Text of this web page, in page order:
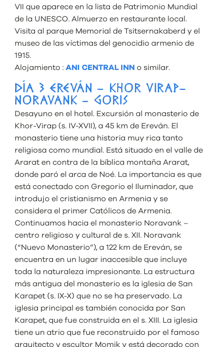
VII que aparece en la lista de Patrimonio Mundial
de la UNESCO. Almuerzo en restaurante local.
Visita al parque Memorial de Tsitsernakaberd y el
museo de las víctimas del genocidio armenio de
1915.
Alojamiento : ANI CENTRAL INN o similar.
DÍA 3 EREVÁN – KHOR VIRAP–
NORAVANK – GORIS
Desayuno en el hotel. Excursión al monasterio de
Khor-Virap (s. IV-XVII), a 45 km de Ereván. El
monasterio tiene una historia muy rica tanto
religiosa como mundial. Está situado en el valle de
Ararat en contra de la bíblica montaña Ararat,
donde paró el arca de Noé. La importancia es que
está conectado con Gregorio el Iluminador, que
introdujo el cristianismo en Armenia y se
considera el primer Católicos de Armenia.
Continuamos hacia el monasterio Noravank –
centro religioso y cultural de s. XII. Noravank
(“Nuevo Monasterio”), a 122 km de Ereván, se
encuentra en un lugar inaccesible que incluye
toda la naturaleza impresionante. La estructura
más antigua del monasterio es la iglesia de San
Karapet (s. IX-X) que no se ha preservado. La
iglesia principal es también conocida por San
Karapet, que fue construida en el s. XIII. La iglesia
tiene un atrio que fue reconstruido por el famoso
arquitecto y escultor Momik y está decorado con